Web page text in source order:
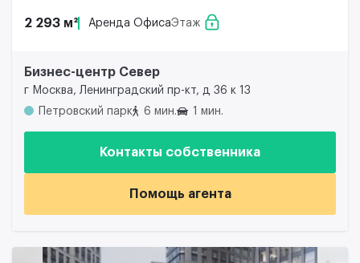
2 293 м² Аренда ОфисаЭтаж
Бизнес-центр Север
г Москва, Ленинградский пр-кт, д 36 к 13
Петровский парк
6 мин. 1 мин.
Контакты собственника
Помощь агента